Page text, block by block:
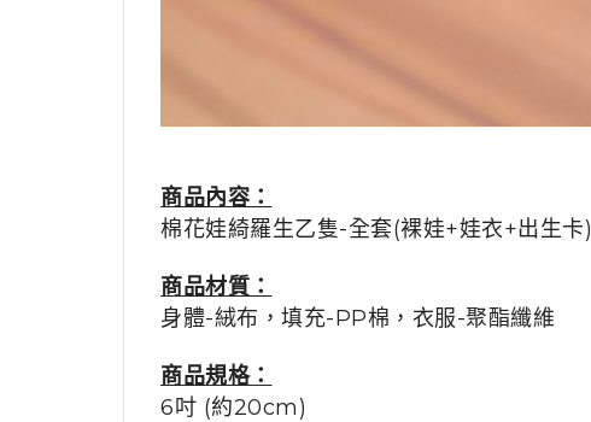
商品內容 ：
棉花娃綺羅生乙隻-全套(裸娃+娃衣+出生卡)
商品材質 ：
身體-絨布，填充-PP棉，衣服-聚酯纖維
商品規格：
6吋 (約20cm)